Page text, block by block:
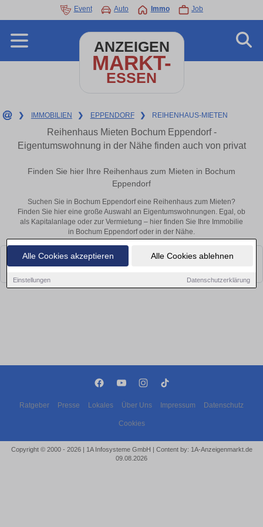
Alle Cookies akzeptieren Alle Cookies ablehnen
Einstellungen Datenschutzerklärung
Event Auto Immo Job
ANZEIGEN
MARKT-
ESSEN
❯ IMMOBILIEN ❯ EPPENDORF ❯ REIHENHAUS-MIETEN
Reihenhaus Mieten Bochum Eppendorf -
Eigentumswohnung in der Nähe finden auch von privat
Finden Sie hier Ihre Reihenhaus zum Mieten in Bochum
Eppendorf
Suchen Sie in Bochum Eppendorf eine Reihenhaus zum Mieten?
Finden Sie hier eine große Auswahl an Eigentumswohnungen. Egal, ob
als Kapitalanlage oder zur Vermietung – hier finden Sie Ihre Immobilie
in Bochum Eppendorf oder in der Nähe.
Leider konnten wir derzeit keine passenden Objekte finden. Schauen Sie
bald wieder vorbei!
Ratgeber Presse Lokales Über Uns Impressum Datenschutz
Cookies
Copyright © 2000 - 2026 | 1A Infosysteme GmbH | Content by: 1A-Anzeigenmarkt.de
09.08.2026